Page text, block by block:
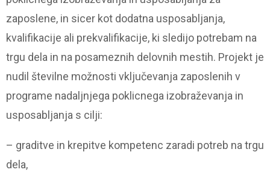
zaposlene, in sicer kot dodatna usposabljanja,
kvalifikacije ali prekvalifikacije, ki sledijo potrebam na
trgu dela in na posameznih delovnih mestih. Projekt je
nudil številne možnosti vključevanja zaposlenih v
programe nadaljnjega poklicnega izobraževanja in
usposabljanja s cilji:
– graditve in krepitve kompetenc zaradi potreb na trgu
dela,